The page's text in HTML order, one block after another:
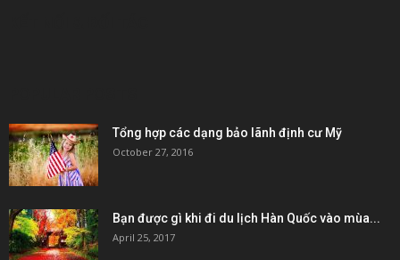
Tổng hợp các dạng bảo lãnh định cư Mỹ
October 27, 2016
Bạn được gì khi đi du lịch Hàn Quốc vào mùa...
April 25, 2017